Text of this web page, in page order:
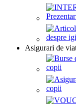
Asigurari de